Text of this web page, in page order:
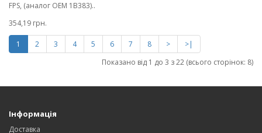
FPS, (аналог OEM 1B383)..
354,19 грн.
1 2 3 4 5 6 7 8 >
>|
Показано від 1 до 3 з 22 (всього сторінок: 8)
Інформація
Доставка